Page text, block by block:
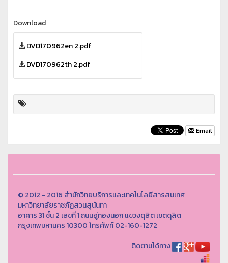
Download
DVD170962en 2.pdf
DVD170962th 2.pdf
Email
© 2012 - 2016 สำนักวิทยบริการและเทคโนโลยีสารสนเทศ
มหาวิทยาลัยราชภัฏสวนสุนันทา
อาคาร 31 ชั้น 2 เลขที่ 1 ถนนอู่ทองนอก แขวงดุสิต เขตดุสิต
กรุงเทพมหานคร 10300 โทรศัพท์ 02-160-1272
ติดตามได้ทาง